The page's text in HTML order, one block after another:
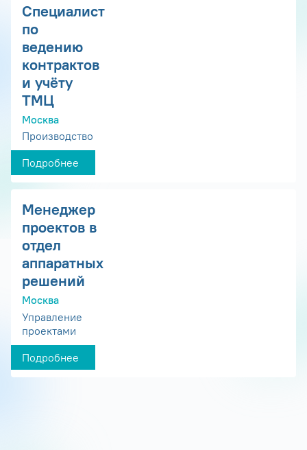
Специалист
по
ведению
контрактов
и учёту
ТМЦ
Москва
Производство
Подробнее
Менеджер
проектов в
отдел
аппаратных
решений
Москва
Управление
проектами
Подробнее